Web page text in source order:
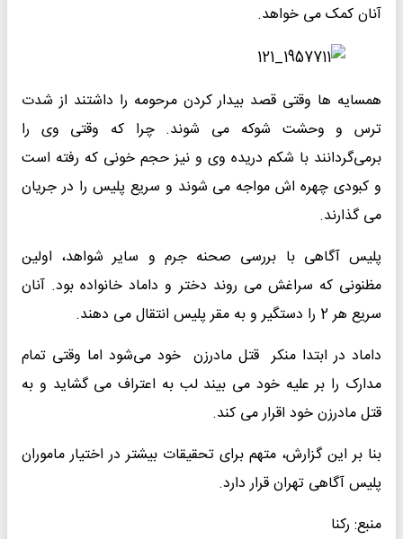
آنان کمک می خواهد.
همسایه ها وقتی قصد بیدار کردن مرحومه را داشتند از شدت
ترس و وحشت شوکه می شوند. چرا که وقتی وی را
برمی‌گردانند با شکم دریده وی و نیز حجم خونی که رفته است
و کبودی چهره اش مواجه می شوند و سریع پلیس را در جریان
می گذارند.
پلیس آگاهی با بررسی صحنه جرم و سایر شواهد، اولین
مظنونی که سراغش می روند دختر و داماد خانواده بود. آنان
سریع هر 2 را دستگیر و به مقر پلیس انتقال می دهند.
داماد در ابتدا منکر قتل مادرزن خود می‌شود اما وقتی تمام
مدارک را بر علیه خود می بیند لب به اعتراف می گشاید و به
قتل مادرزن خود اقرار می کند.
بنا بر این گزارش، متهم برای تحقیقات بیشتر در اختیار ماموران
پلیس آگاهی تهران قرار دارد.
منبع: رکنا